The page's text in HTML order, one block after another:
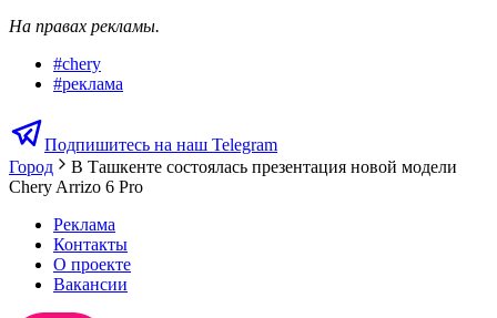
На правах рекламы.
#chery
#реклама
Подпишитесь на наш Telegram
Город
В Ташкенте состоялась презентация новой модели
Chery Arrizo 6 Pro
Реклама
Контакты
О проекте
Вакансии